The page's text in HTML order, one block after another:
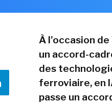
À l'occasion de
un accord-
des
ferroviaire, en
passe un